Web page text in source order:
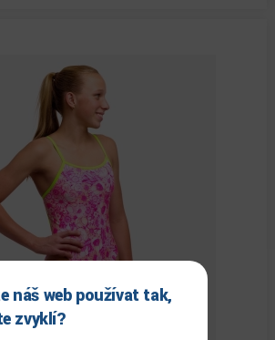
náš web používat tak,
zvyklí?